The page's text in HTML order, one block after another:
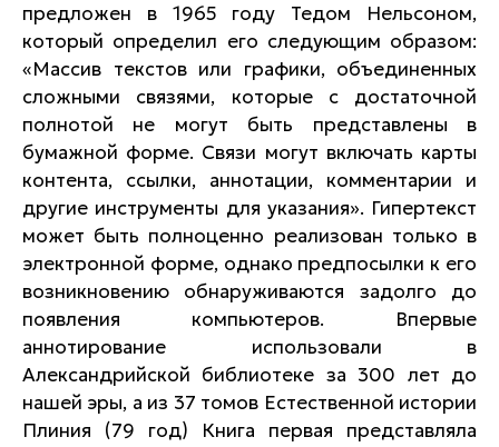
предложен в 1965 году Тедом Нельсоном,
который определил его следующим образом:
«Массив текстов или графики, объединенных
сложными связями, которые с достаточной
полнотой не могут быть представлены в
бумажной форме. Связи могут включать карты
контента, ссылки, аннотации, комментарии и
другие инструменты для указания». Гипертекст
может быть полноценно реализован только в
электронной форме, однако предпосылки к его
возникновению обнаруживаются задолго до
появления компьютеров. Впервые
аннотирование использовали в
Александрийской библиотеке за 300 лет до
нашей эры, а из 37 томов Естественной истории
Плиния (79 год) Книга первая представляла